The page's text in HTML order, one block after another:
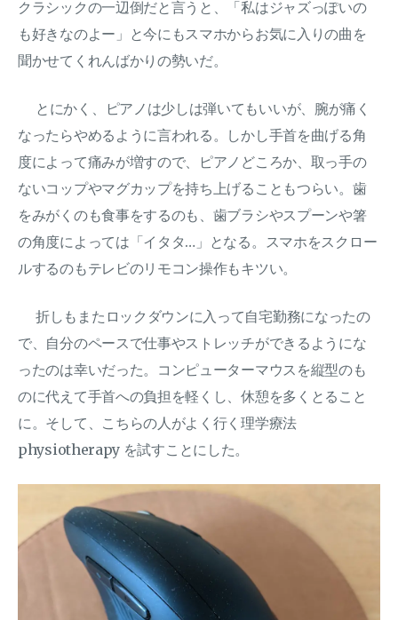
クラシックの一辺倒だと言うと、「私はジャズっぽいの
も好きなのよー」と今にもスマホからお気に入りの曲を
聞かせてくれんばかりの勢いだ。
とにかく、ピアノは少しは弾いてもいいが、腕が痛く
なったらやめるように言われる。しかし手首を曲げる角
度によって痛みが増すので、ピアノどころか、取っ手の
ないコップやマグカップを持ち上げることもつらい。歯
をみがくのも食事をするのも、歯ブラシやスプーンや箸
の角度によっては「イタタ…」となる。スマホをスクロー
ルするのもテレビのリモコン操作もキツい。
折しもまたロックダウンに入って自宅勤務になったの
で、自分のペースで仕事やストレッチができるようにな
ったのは幸いだった。コンピューターマウスを縦型のも
のに代えて手首への負担を軽くし、休憩を多くとること
に。そして、こちらの人がよく行く理学療法
physiotherapy を試すことにした。